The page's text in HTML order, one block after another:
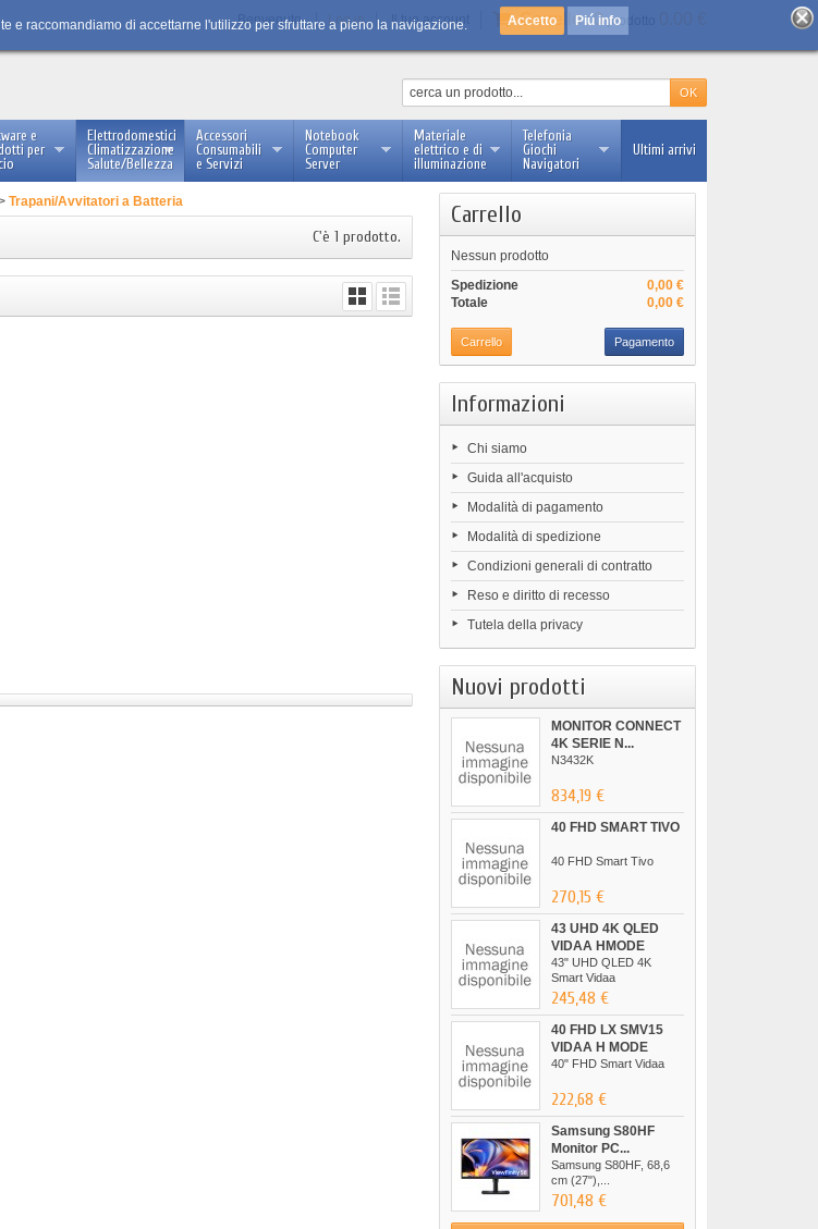
Benvenuto Log in Il tuo account Carrello :0prodotto
Ultimi arrivi
e
per
Elettrodomestici
Climatizzazione
Salute/Bellezza
Accessori
Consumabili
e Servizi
Notebook
Computer
Server
Materiale
elettrico e di
illuminazione
Telefonia
Giochi
Navigatori
e raccomandiamo di accettarne l'utilizzo per sfruttare a pieno la navigazione. Piú info
Trapani/Avvitatori a Batteria
C'è 1 prodotto.
Carrello
Nessun prodotto
0,00 €
Spedizione
0,00 €
Totale
Carrello Pagamento
Informazioni
Chi siamo
Guida all'acquisto
Modalità di pagamento
Modalità di spedizione
Condizioni generali di contratto
Reso e diritto di recesso
Tutela della privacy
Nuovi prodotti
MONITOR CONNECT
4K SERIE N...
N3432K
834,19 €
40 FHD SMART TIVO
40 FHD Smart Tivo
270,15 €
43 UHD 4K QLED
VIDAA HMODE
43" UHD QLED 4K
Smart Vidaa
245,48 €
40 FHD LX SMV15
VIDAA H MODE
40" FHD Smart Vidaa
222,68 €
Samsung S80HF
Monitor PC...
Samsung S80HF, 68,6
cm (27"),...
701,48 €